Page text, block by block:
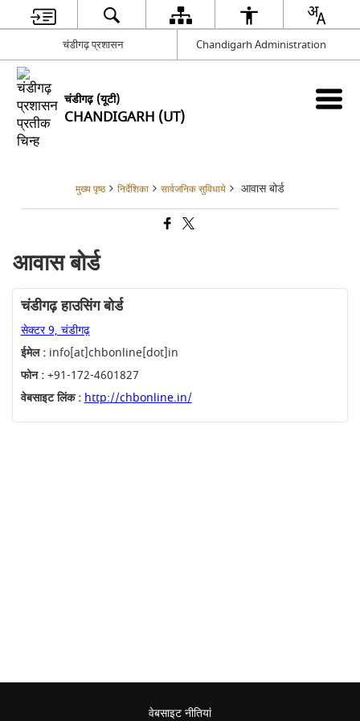
चंडीगढ़ प्रशासन Chandigarh Administration
चंडीगढ़ (यूटी)
CHANDIGARH (UT)
मुख्य पृष्ठ निर्देशिका सार्वजनिक सुविधाये आवास बोर्ड
आवास बोर्ड
चंडीगढ़ हाउसिंग बोर्ड
सेक्टर 9, चंडीगढ़
ईमेल :info[at]chbonline[dot]in
फोन :+91-172-4601827
वेबसाइट लिंक : http://chbonline.in/
वेबसाइट नीतियां